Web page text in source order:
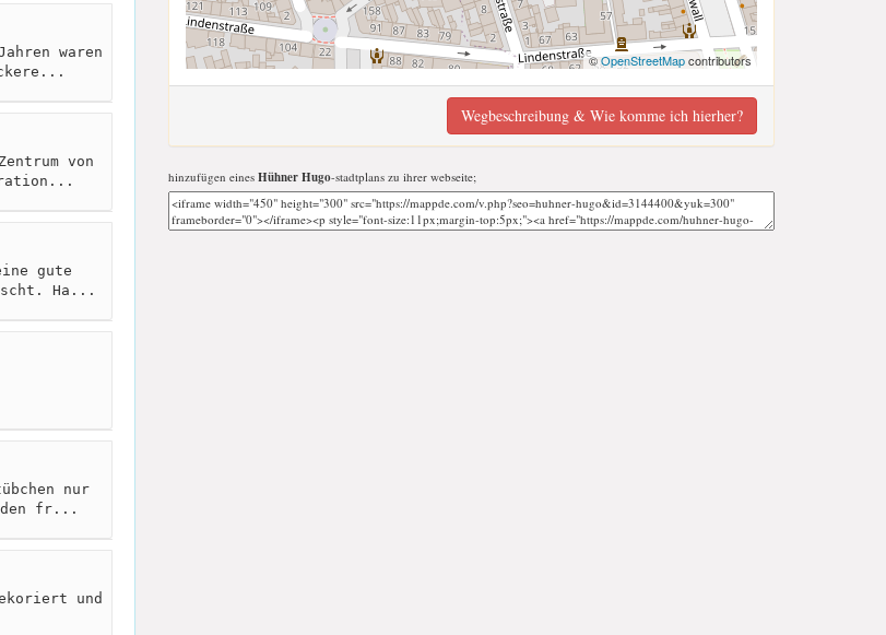
waren
von
gute
Ha...
nur
fr...
und
©OpenStreetMapcontributors
Wegbeschreibung & Wie komme ich hierher?
hinzufügen eines Hühner Hugo-stadtplans zu ihrer webseite;